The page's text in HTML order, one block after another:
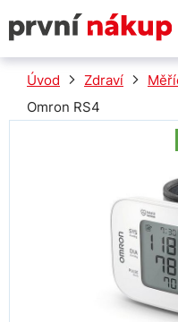
Úvod Zdraví
Omron RS4